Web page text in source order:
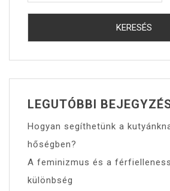
LEGUTÓBBI
Hogyan segíthetünk a
hőségben?
A feminizmus és a
különbség